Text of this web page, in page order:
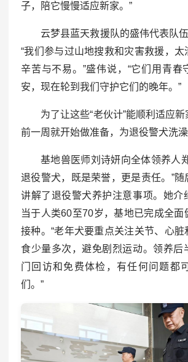
子，陪它慢慢适应新家。”
云梦县蓝天救援队的盛伟代表队伍
“我们参与过山地搜救和灾害救援，太
辛苦与不易。”盛伟说，“它们用青春
安，现在轮到我们守护它们的晚年。”
为了让这些“老伙计”能顺利适应
前一周就开始做准备，为退役警犬洗澡
基地兽医师刘诗妍向全体领养人
退役警犬，既是荣誉，更是责任。”随
讲解了退役警犬养护注意事项。她介
当于人类60至70岁，基地已完成全面
接种。“老年犬要重点关注关节、心脏
食少量多次，避免剧烈运动。领养后
门回访和免费体检，有任何问题都
们。”